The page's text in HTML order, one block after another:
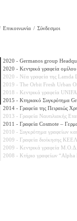
Επικοινωνία Σύνδεσμοι
2020 - Germanos group
2020 - Κεντρικά γραφεία
2020 - Νέα γραφεία της Lamda
2019 - The Orbit Fresh Urban
2018 - Κεντρικά γραφεία
2015 - Κτηριακό Συγκρότημα
2014 - Γραφεία της Πειραιώς
2013 - Γραφεία Ναυτιλιακής
2011 - Γραφεία Cosmote –
2010 - Συγκρότημα γραφείων
2009 - Γραφεία διοίκησης
2009 - Κεντρικά γραφεία Μ.Ο.Δ.
2008 - Κτήριο γραφείων